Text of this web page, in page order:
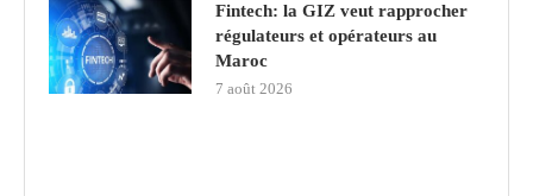
Fintech: la GIZ veut rapprocher
régulateurs et opérateurs au
Maroc
7 août 2026